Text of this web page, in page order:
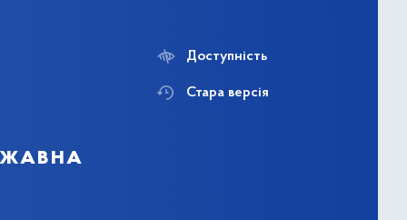
Доступність
Стара версія